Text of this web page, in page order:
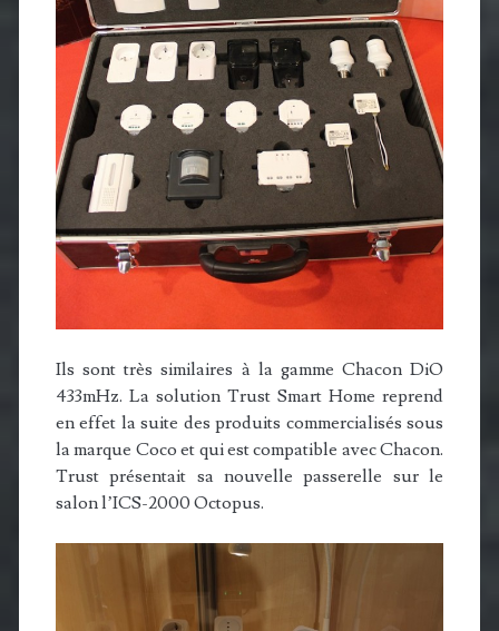
Ils sont très similaires à la gamme Chacon DiO
433mHz. La solution Trust Smart Home reprend
en effet la suite des produits commercialisés sous
la marque Coco et qui est compatible avec Chacon.
Trust présentait sa nouvelle passerelle sur le
salon l’ICS-2000 Octopus.